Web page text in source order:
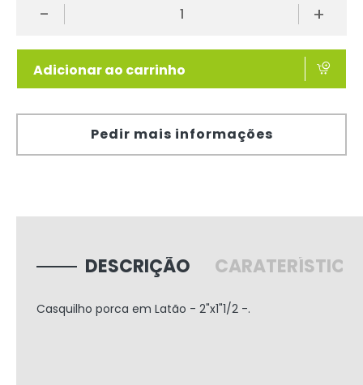
- +
Adicionar ao carrinho
Pedir mais informações
DESCRIÇÃO
Casquilho porca em Latão - 2"x1"1/2 -.